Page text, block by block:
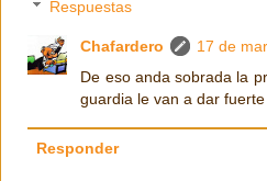
Respuestas
Chafardero
17 de
De eso anda sobrada la
guardia le van a dar fuerte
Responder